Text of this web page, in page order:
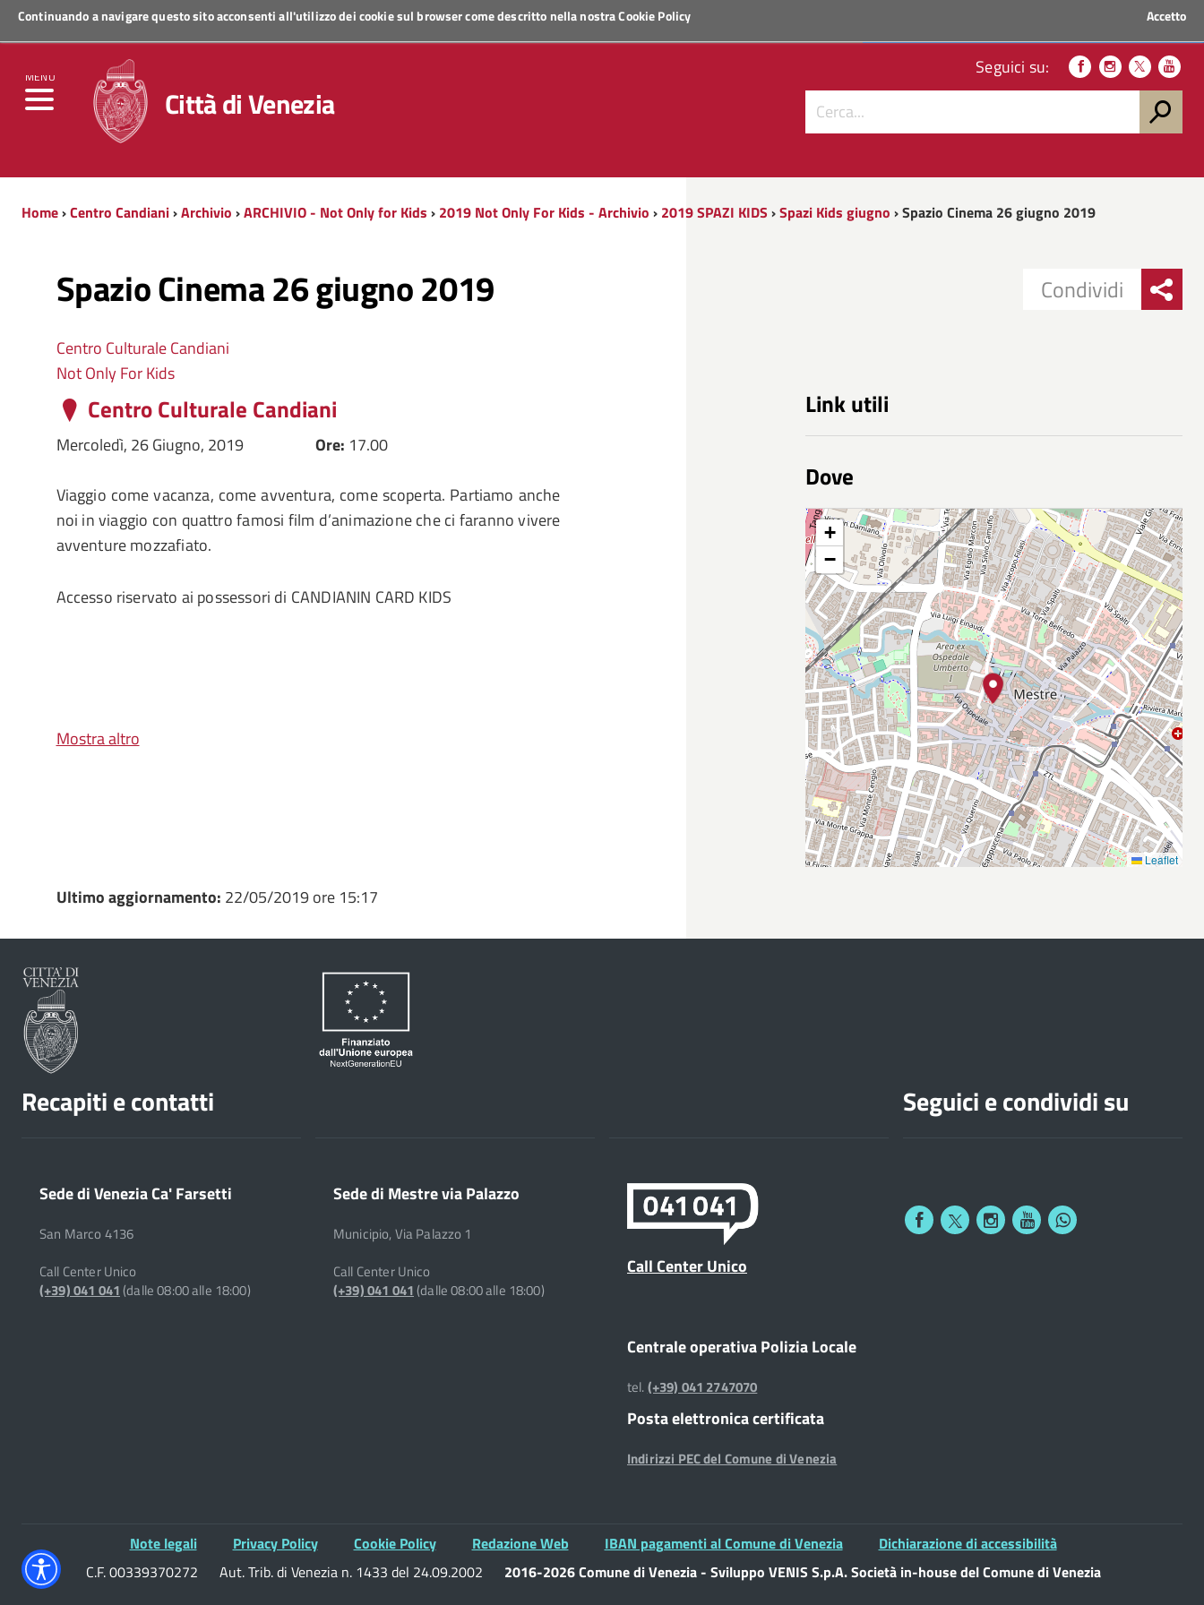
Continuando a navigare questo sito acconsenti all'utilizzo dei cookie sul browser come descritto nella nostraCookie Policy Accetto
MENU
Regione Veneto
Città di Venezia
Seguici su:
Home›Centro Candiani›Archivio ›ARCHIVIO - Not Only for Kids › 2019 Not Only For Kids - Archivio › 2019 SPAZI KIDS ›Spazi Kids giugno › Spazio Cinema 26 giugno 2019
Spazio Cinema 26 giugno 2019
Centro Culturale Candiani
Not Only For Kids
Centro Culturale Candiani
Mercoledì, 26 Giugno, 2019 Ore: 17.00
Viaggio come vacanza, come avventura, come scoperta. Partiamo anche
noi in viaggio con quattro famosi film d’animazione che ci faranno vivere
avventure mozzafiato.
Accesso riservato ai possessori di CANDIANIN CARD KIDS
Mostra altro
Condividi
Link utili
Dove
+
−
Leaflet
Ultimo aggiornamento: 22/05/2019 ore 15:17
Recapiti e contatti
Sede di Venezia Ca' Farsetti
San Marco 4136
Call Center Unico
(+39) 041 041(dalle 08:00 alle 18:00)
Sede di Mestre via Palazzo
Municipio, Via Palazzo 1
Call Center Unico
(+39) 041 041(dalle 08:00 alle 18:00)
Call Center Unico
Centrale operativa Polizia Locale
tel.(+39) 041 2747070
Posta elettronica certificata
Indirizzi PEC del Comune di Venezia
Seguici e condividi su
Note legali Privacy Policy Cookie Policy Redazione Web IBAN pagamenti al Comune di Venezia
Dichiarazione di accessibilità
C.F. 00339370272
Aut. Trib. di Venezia n. 1433 del 24.09.2002 2016-2026 Comune di Venezia - Sviluppo VENIS S.p.A. Società in-house del Comune di Venezia